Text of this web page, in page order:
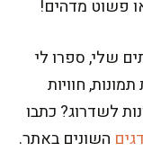
פשוט מדהים!
שלי, ספרו לי
חוויות
לשדרוג? כתבו
השונים באתר.